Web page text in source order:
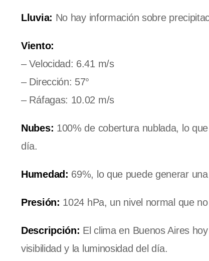
Lluvia: No hay información sobre
Viento:
– Velocidad: 6.41 m/s
– Dirección: 57°
– Ráfagas: 10.02 m/s
Nubes: 100% de cobertura nublada, lo
día.
Humedad: 69%, lo que puede generar
Presión: 1024 hPa, un nivel normal que
Descripción: El clima en Buenos Aires
visibilidad y la luminosidad del día.